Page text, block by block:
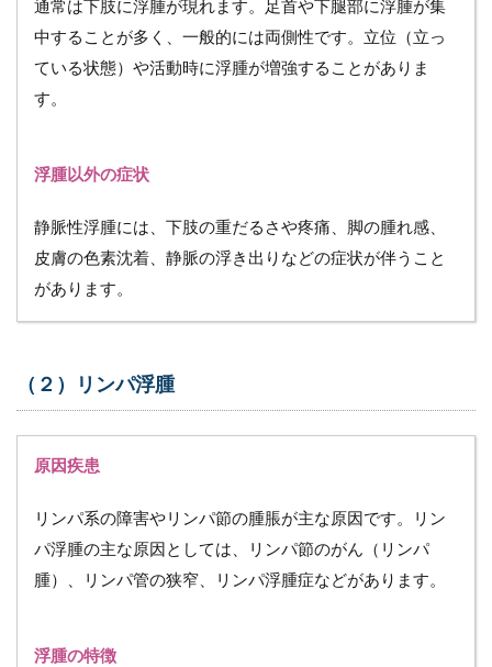
通常は下肢に浮腫が現れます。足首や下腿部に浮腫が集
中することが多く、一般的には両側性です。立位（立っ
ている状態）や活動時に浮腫が増強することがありま
す。
浮腫以外の症状
静脈性浮腫には、下肢の重だるさや疼痛、脚の腫れ感、
皮膚の色素沈着、静脈の浮き出りなどの症状が伴うこと
があります。
（２）リンパ浮腫
原因疾患
リンパ系の障害やリンパ節の腫脹が主な原因です。リン
パ浮腫の主な原因としては、リンパ節のがん（リンパ
腫）、リンパ管の狭窄、リンパ浮腫症などがあります。
浮腫の特徴